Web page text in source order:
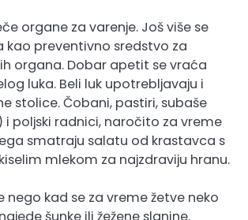
organe za varenje. Još više se
kao preventivno sredstvo za
organa. Dobar apetit se vraća
luka. Beli luk upotrebljavaju i
stolice. Čobani, pastiri, subaše
i poljski radnici, naročito za vreme
smatraju salatu od krastavca s
mlekom za najzdraviju hranu.
nego kad se za vreme žetve neko